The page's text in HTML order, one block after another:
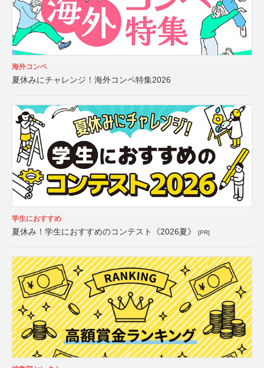
海外コンペ
夏休みにチャレンジ！海外コンペ特集2026
学生におすすめ
夏休み！学生におすすめのコンテスト《2026夏》 [PR]